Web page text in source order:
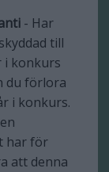
- Har
till
i konkurs
du förlora
i konkurs.
har för
att denna